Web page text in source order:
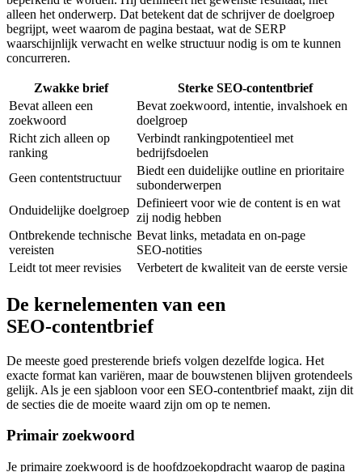
alleen het onderwerp. Dat betekent dat de schrijver de doelgroep
begrijpt, weet waarom de pagina bestaat, wat de SERP
waarschijnlijk verwacht en welke structuur nodig is om te kunnen
concurreren.
Zwakke brief
Sterke SEO‑contentbrief
Bevat alleen een
zoekwoord
Bevat zoekwoord, intentie, invalshoek en
doelgroep
Richt zich alleen op
ranking
Verbindt rankingpotentieel met
bedrijfsdoelen
Geen contentstructuur
Biedt een duidelijke outline en prioritaire
subonderwerpen
Onduidelijke doelgroep
Definieert voor wie de content is en wat
zij nodig hebben
Ontbrekende technische
vereisten
Bevat links, metadata en on‑page
SEO‑notities
Leidt tot meer revisies
Verbetert de kwaliteit van de eerste versie
De kernelementen van een
SEO‑contentbrief
De meeste goed presterende briefs volgen dezelfde logica. Het
exacte format kan variëren, maar de bouwstenen blijven grotendeels
gelijk. Als je een sjabloon voor een SEO‑contentbrief maakt, zijn dit
de secties die de moeite waard zijn om op te nemen.
Primair zoekwoord
Je primaire zoekwoord is de hoofdzoekopdracht waarop de pagina